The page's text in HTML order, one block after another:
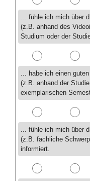
... fühle ich mich über
(z.B. anhand des
Studium oder der
... habe ich einen
(z.B. anhand der
exemplarischen
... fühle ich mich über
(z.B. fachliche
informiert.